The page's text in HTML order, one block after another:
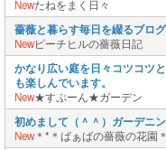
Newたねをまく日々
薔薇と暮らす毎日を綴るブログ
Newピーチヒルの薔薇日記
かなり広い庭を日々コツコツ
も楽しんでいます。
New★すぷーん★ガーデン
初めまして（＾＾）ガーデニ
New＊*＊ばぁばの薔薇の花園